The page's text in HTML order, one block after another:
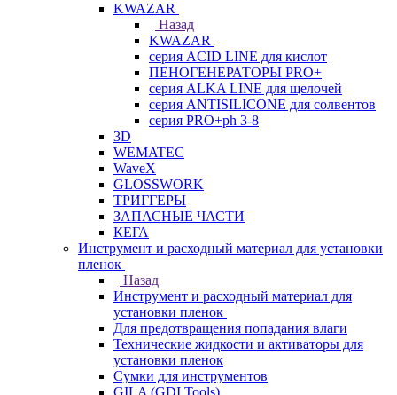
KWAZAR
Назад
KWAZAR
серия ACID LINE для кислот
ПЕНОГЕНЕРАТОРЫ PRO+
серия ALKA LINE для щелочей
серия ANTISILICONE для солвентов
серия PRO+ph 3-8
3D
WEMATEC
WaveX
GLOSSWORK
ТРИГГЕРЫ
ЗАПАСНЫЕ ЧАСТИ
КЕГА
Инструмент и расходный материал для установки
пленок
Назад
Инструмент и расходный материал для
установки пленок
Для предотвращения попадания влаги
Технические жидкости и активаторы для
установки пленок
Сумки для инструментов
GILA (GDI Tools)